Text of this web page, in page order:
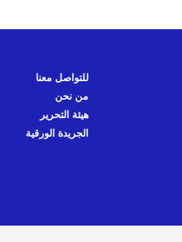
للتواصل معنا
من نحن
هيئة التحرير
الجريدة الورقية